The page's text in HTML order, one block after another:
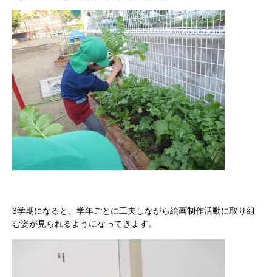
3学期になると、学年ごとに工夫しながら絵画制作活動に取り組
む姿が見られるようになってきます。